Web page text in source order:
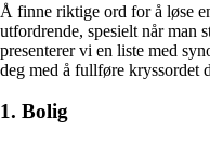
Å finne riktige ord for å løse
utfordrende, spesielt når man
presenterer vi en liste med
deg med å fullføre kryssordet
1. Bolig